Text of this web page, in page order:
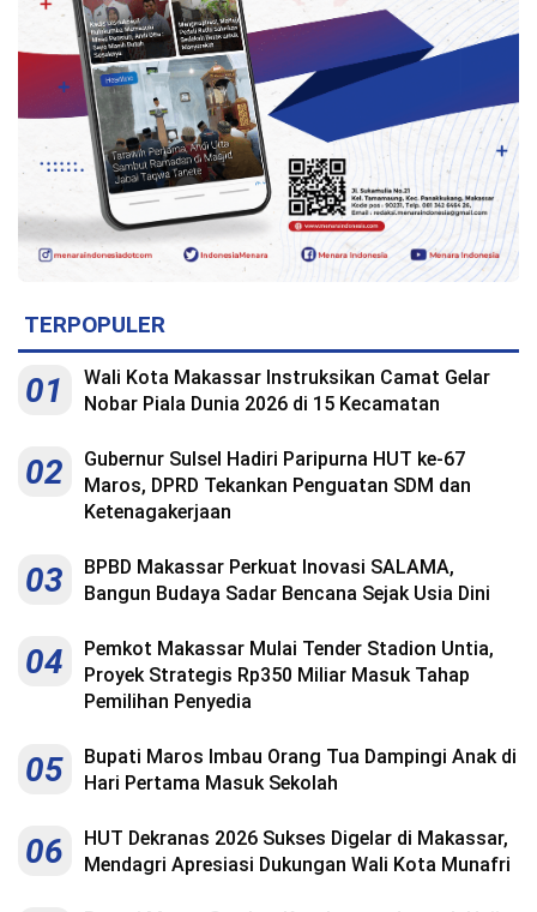
Reserve
TERPOPULER
01
Wali Kota Makassar Instruksikan Camat Gelar
Nobar Piala Dunia 2026 di 15 Kecamatan
02
Gubernur Sulsel Hadiri Paripurna HUT ke-67
Maros, DPRD Tekankan Penguatan SDM dan
Ketenagakerjaan
03
BPBD Makassar Perkuat Inovasi SALAMA,
Bangun Budaya Sadar Bencana Sejak Usia Dini
04
Pemkot Makassar Mulai Tender Stadion Untia,
Proyek Strategis Rp350 Miliar Masuk Tahap
Pemilihan Penyedia
05
Bupati Maros Imbau Orang Tua Dampingi Anak di
Hari Pertama Masuk Sekolah
06
HUT Dekranas 2026 Sukses Digelar di Makassar,
Mendagri Apresiasi Dukungan Wali Kota Munafri